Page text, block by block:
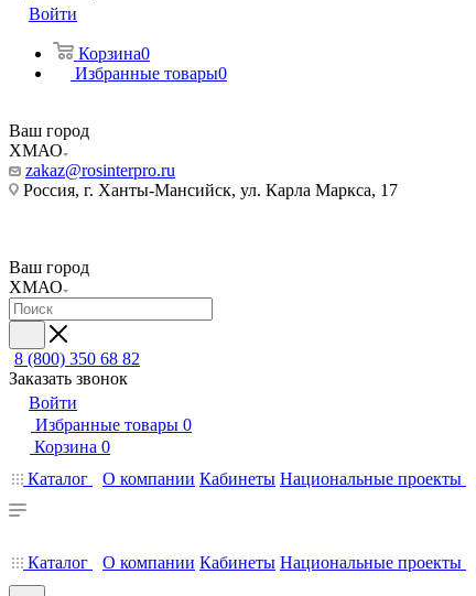
Войти
Корзина0
Избранные товары0
Ваш город
ХМАО
zakaz@rosinterpro.ru
Россия, г. Ханты-Мансийск, ул. Карла Маркса, 17
Ваш город
ХМАО
8 (800) 350 68 82
Заказать звонок
Войти
Избранные товары 0
Корзина 0
Каталог
О компании Кабинеты Национальные проекты
Каталог О компании Кабинеты Национальные проекты